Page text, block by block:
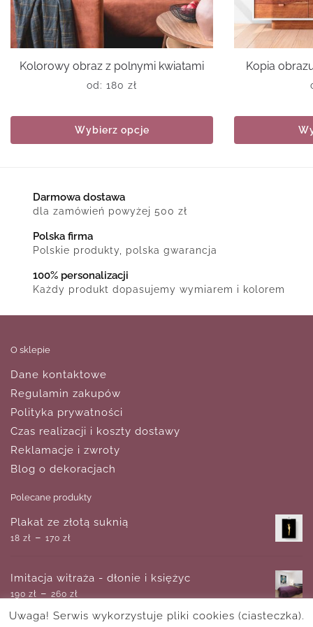
Kolorowy obraz z polnymi kwiatami
od: 180 zł
Wybierz opcje
Kopia
Darmowa dostawa
dla zamówień powyżej 500 zł
Polska firma
Polskie produkty, polska gwarancja
100% personalizacji
Każdy produkt dopasujemy wymiarem i kolorem
O sklepie
Dane kontaktowe
Regulamin zakupów
Polityka prywatności
Czas realizacji i koszty dostawy
Reklamacje i zwroty
Blog o dekoracjach
Polecane produkty
Plakat ze złotą suknią
18 zł – 170 zł
Imitacja witraża - dłonie i księżyc
190 zł – 260 zł
Uwaga! Serwis wykorzystuje pliki cookies (ciasteczka).